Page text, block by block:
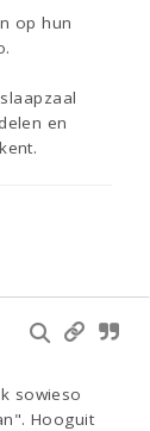
op hun
en
sowieso
Hooguit